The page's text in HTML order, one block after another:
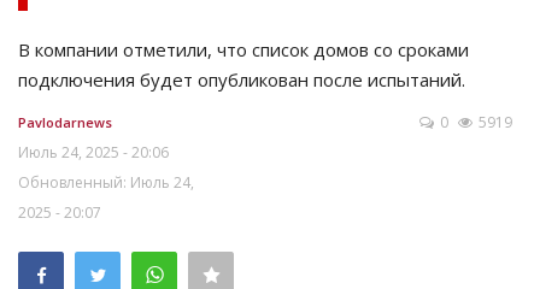
В компании отметили, что список домов со сроками
подключения будет опубликован после испытаний.
Pavlodarnews
Июль 24, 2025 - 20:06
Обновленный: Июль 24,
2025 - 20:07
0 5919